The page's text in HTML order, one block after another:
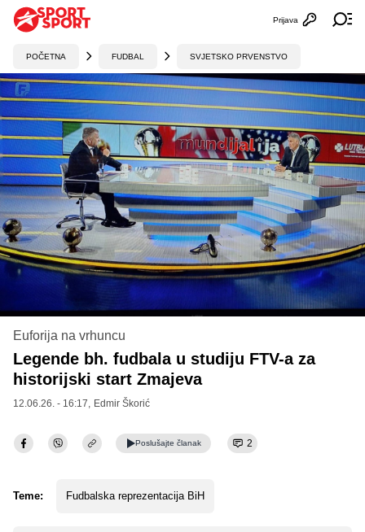
Otvori
Prijava
POČETNA FUDBAL SVJETSKO PRVENSTVO
Euforija na vrhuncu
Legende bh. fudbala u studiju FTV-a za
historijski start Zmajeva
12.06.26. - 16:17, Edmir Škorić
Poslušajte članak 2
Teme: Fudbalska reprezentacija BiH